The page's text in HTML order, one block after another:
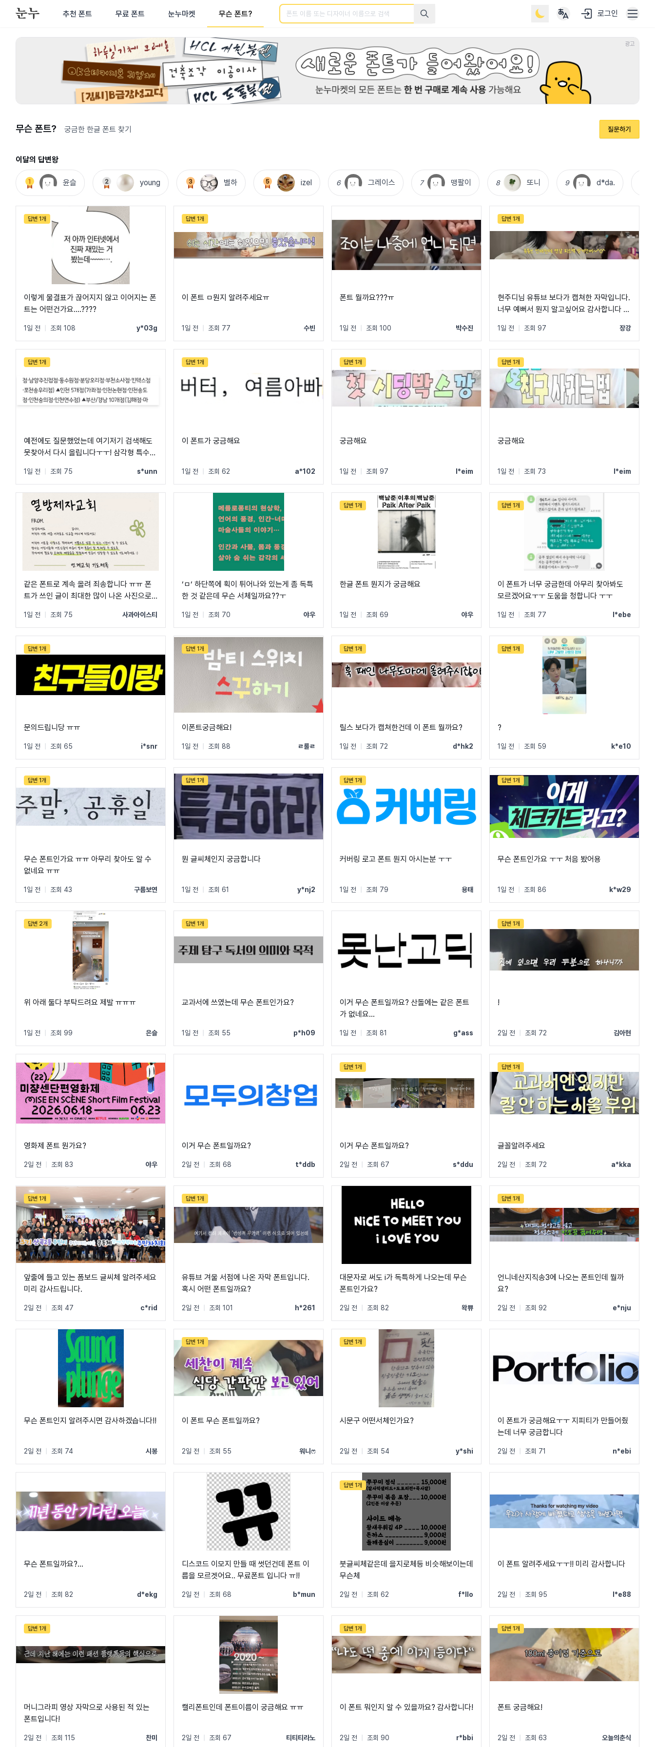
추천 폰트 무료 폰트 눈누마켓 무슨 폰트?
검색 로그인
광고
무슨 폰트? 궁금한 한글 폰트 찾기 질문하기
이달의 답변왕
윤슬 young 별하 izel 6 그레이스 7 맹팔이 8 또니 9 d*da.
답변 1개
이렇게 물결표가 끊어지지 않고 이어지는 폰
트는 어떤건가요....????
1일 전 조회 108 y*03g
답변 1개
이 폰트 ㅁ뭔지 알려주세요ㅠ
1일 전 조회 77 수빈
폰트 뭘까요???ㅠ
1일 전 조회 100 박수진
답변 1개
현주디님 유튜브 보다가 캡쳐한 자막입니다.
너무 예뻐서 뭔지 알고싶어요 감사합니다 +)
1일 전 조회 97 장강
답변 1개
예전에도 질문했었는데 여기저기 검색해도
못찾아서 다시 올립니다ㅜㅜ! 삼각형 특수문
ㅠㅠ 너무 알고 싶습니당ㅠㅠㅠ
1일 전 조회 75 s*unn
답변 1개
이 폰트가 궁금해요
1일 전 조회 62 a*102
답변 1개
궁금해요
1일 전 조회 97 l*eim
답변 1개
궁금해요
1일 전 조회 73 l*eim
같은 폰트로 계속 올려 죄송합니다 ㅠㅠ 폰
트가 쓰인 글이 최대한 많이 나온 사진으로
1일 전 조회 75 사과아이스티
‘ㅁ‘ 하단쪽에 획이 튀어나와 있는게 좀 독특
한 것 같은데 무슨 서체일까요??ㅜ
1일 전 조회 70 야우
답변 1개
한글 폰트 뭔지가 궁금해요
1일 전 조회 69 야우
답변 1개
이 폰트가 너무 궁금한데 아무리 찾아봐도
모르겠어요ㅜㅜ 도움을 청합니다 ㅜㅜ
1일 전 조회 77 l*ebe
답변 1개
문의드립니당 ㅠㅠ
1일 전 조회 65 i*snr
답변 1개
이폰트궁금해요!
1일 전 조회 88 ㄹ룰ㄹ
답변 1개
릴스 보다가 캡쳐한건데 이 폰트 뭘까요?
1일 전 조회 72 d*hk2
답변 1개
?
1일 전 조회 59 k*e10
답변 1개
무슨 폰트인가요 ㅠㅠ 아무리 찾아도 알 수
없네요 ㅠㅠ
1일 전 조회 43 구름보연
답변 1개
뭔 글씨체인지 궁금합니다
1일 전 조회 61 y*nj2
답변 1개
커버링 로고 폰트 뭔지 아시는분 ㅜㅜ
1일 전 조회 79 용태
답변 1개
무슨 폰트인가요 ㅜㅜ 처음 봤어용
1일 전 조회 86 k*w29
답변 2개
위 아래 둘다 부탁드려요 제발 ㅠㅠㅠ
1일 전 조회 99 은슬
답변 1개
교과서에 쓰였는데 무슨 폰트인가요?
1일 전 조회 55 p*h09
이거 무슨 폰트일까요? 산돌에는 같은 폰트
가 없네요...
1일 전 조회 81 g*ass
답변 1개
!
2일 전 조회 72 김아현
영화제 폰트 뭔가요?
2일 전 조회 83 야우
이거 무슨 폰트일까요?
2일 전 조회 68 t*ddb
답변 1개
이거 무슨 폰트일까요?
2일 전 조회 67 s*ddu
답변 1개
글꼴알려주세요
2일 전 조회 72 a*kka
답변 1개
앞줄에 들고 있는 폼보드 글씨체 알려주세요
미리 감사드립니다.
2일 전 조회 47 c*rid
답변 1개
유튜브 겨울 서점에 나온 자막 폰트입니다.
혹시 어떤 폰트일까요?
2일 전 조회 101 h*261
대문자로 써도 i가 독특하게 나오는데 무슨
폰트인가요?
2일 전 조회 82 왁쀼
답변 1개
언니네산지직송3에 나오는 폰트인데 뭘까
요?
2일 전 조회 92 e*nju
무슨 폰트인지 알려주시면 감사하겠습니다!!
2일 전 조회 74 시봉
답변 1개
이 폰트 무슨 폰트일까요?
2일 전 조회 55 워니ෆ
답변 1개
시문구 어떤서체인가요?
2일 전 조회 54 y*shi
이 폰트가 궁금해요ㅜㅜ 지피티가 만들어줬
는데 너무 궁금합니다
2일 전 조회 71 n*ebi
무슨 폰트일까요?...
2일 전 조회 82 d*ekg
디스코드 이모지 만들 때 썻던건데 폰트 이
름을 모르겟어요.. 무료폰트 입니다 ㅠ!!
2일 전 조회 68 b*mun
답변 1개
붓글씨체같은데 을지로체등 비슷해보이는데
무슨체
2일 전 조회 62 f*llo
이 폰트 알려주세요ㅜㅜ!! 미리 감사합니다
2일 전 조회 95 l*e88
답변 1개
머니그라피 영상 자막으로 사용된 적 있는
폰트입니다!
2일 전 조회 115 찬미
캘리폰트인데 폰트이름이 궁금해요 ㅠㅠ
2일 전 조회 67 티티티라노
답변 1개
이 폰트 뭐인지 알 수 있을까요? 감사합니다!
2일 전 조회 90 r*bbi
답변 1개
폰트 궁금해요!
2일 전 조회 63 오늘의춘식